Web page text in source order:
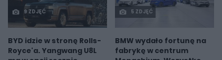
9 ZDJĘĆ
BYD idzie w stronę Rolls-
Royce'a. Yangwang U8L
5 ZDJĘĆ
BMW wydało fortunę na
fabrykę w centrum